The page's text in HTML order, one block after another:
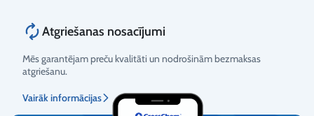
Atgriešanas nosacījumi
Mēs garantējam preču kvalitāti un nodrošinām bezmaksas
atgriešanu.
Vairāk informācijas